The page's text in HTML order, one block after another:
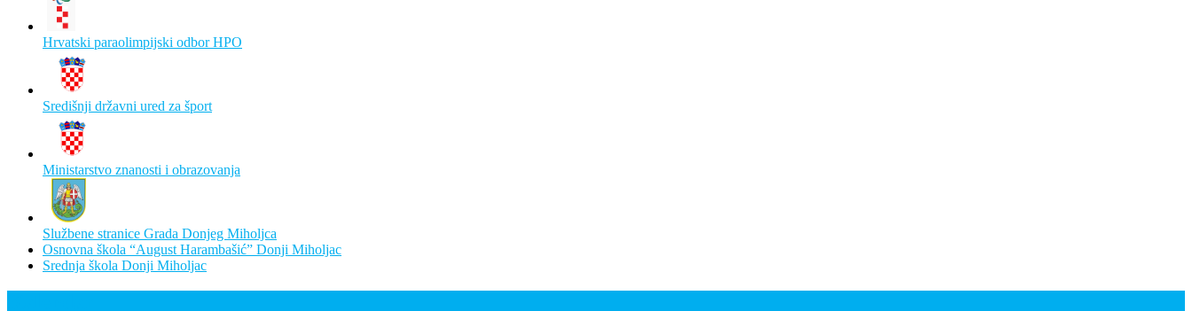
Hrvatski paraolimpijski odbor HPO
Središnji državni ured za šport
Ministarstvo znanosti i obrazovanja
Službene stranice Grada Donjeg Miholjca
Osnovna škola “August Harambašić” Donji Miholjac
Srednja škola Donji Miholjac